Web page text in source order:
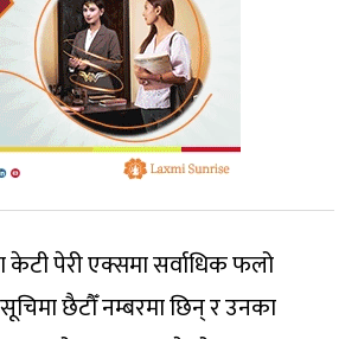
केटी पेरी एक्समा सर्वाधिक फलो
छैटौँ नम्बरमा छिन् र उनका